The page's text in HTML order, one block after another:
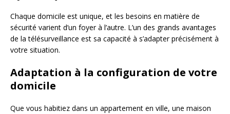
Chaque domicile est unique, et les besoins en matière de
sécurité varient d’un foyer à l’autre. L’un des grands avantages
de la télésurveillance est sa capacité à s’adapter précisément à
votre situation.
Adaptation à la configuration de votre
domicile
Que vous habitiez dans un appartement en ville, une maison